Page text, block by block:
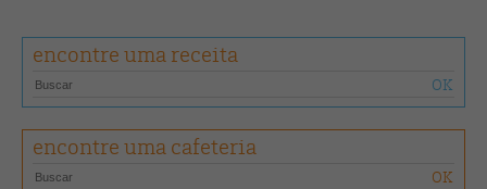
período difícil”, disse Andrea Illy, presidente da illycaffè, diretamente
de Trieste, na Itália. “De forma satisfatória, entregam tanto quantidade
quanto qualidade, abastecendo o mercado com volumes desejados de
café de excelência, padrão illy”, comentou.
Além dos tradicionais vencedores regionais e nacionais, a edição
contou com as categorias
encontre uma receita
encontre uma cafeteria